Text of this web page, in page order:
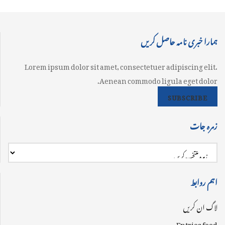
ہمارا خبری نامہ حاصل کریں
Lorem ipsum dolor sit amet, consectetuer adipiscing elit.
Aenean commodo ligula eget dolor.
SUBSCRIBE
زمرہ جات
اہم روابط
لاگ ان کریں